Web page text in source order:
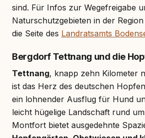
sind. Für Infos zur Wegefreigabe
Naturschutzgebieten in der
die Seite des Landratsamts
Bergdorf Tettnang und die
Tettnang, knapp zehn Kilometer
ist das Herz des deutschen
ein lohnender Ausflug für Hund
leicht hügelige Landschaft rund
Montfort bietet ausgedehnte